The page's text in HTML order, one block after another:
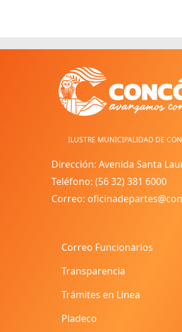
ILUSTRE MUNICIPALIDAD DE
Dirección: Avenida Santa
Teléfono: (56 32) 381 6000
Correo:
Correo Funcionarios
Transparencia
Trámites en Linea
Pladeco